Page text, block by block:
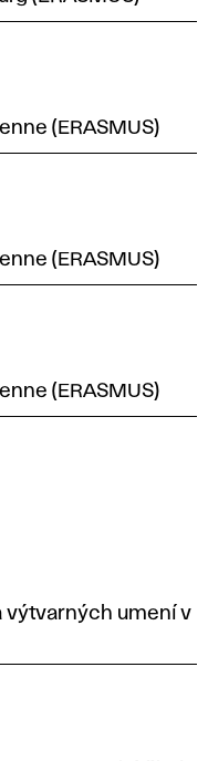
(ERASMUS)
(ERASMUS)
(ERASMUS)
výtvarných umení v